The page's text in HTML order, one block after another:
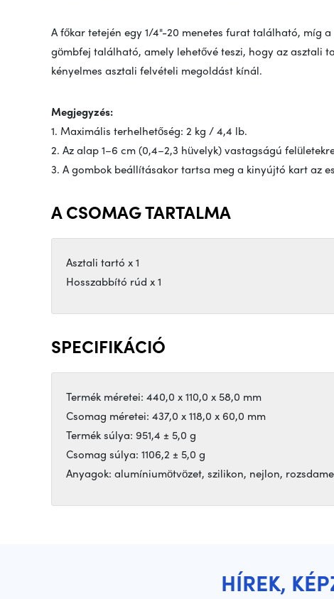
A főkar tetején egy 1/4"-20 menetes furat található, míg
gömbfej található, amely lehetővé teszi, hogy az asztali
kényelmes asztali felvételi megoldást kínál.
Megjegyzés:
1. Maximális terhelhetőség: 2 kg / 4,4 lb.
2. Az alap 1–6 cm (0,4–2,3 hüvelyk) vastagságú
3. A gombok beállításakor tartsa meg a kinyújtó kart az
A CSOMAG TARTALMA
Asztali tartó x 1
Hosszabbító rúd x 1
SPECIFIKÁCIÓ
Termék méretei: 440,0 x 110,0 x 58,0 mm
Csomag méretei: 437,0 x 118,0 x 60,0 mm
Termék súlya: 951,4 ± 5,0 g
Csomag súlya: 1106,2 ± 5,0 g
Anyagok: alumíniumötvözet, szilikon, nejlon,
HÍREK,